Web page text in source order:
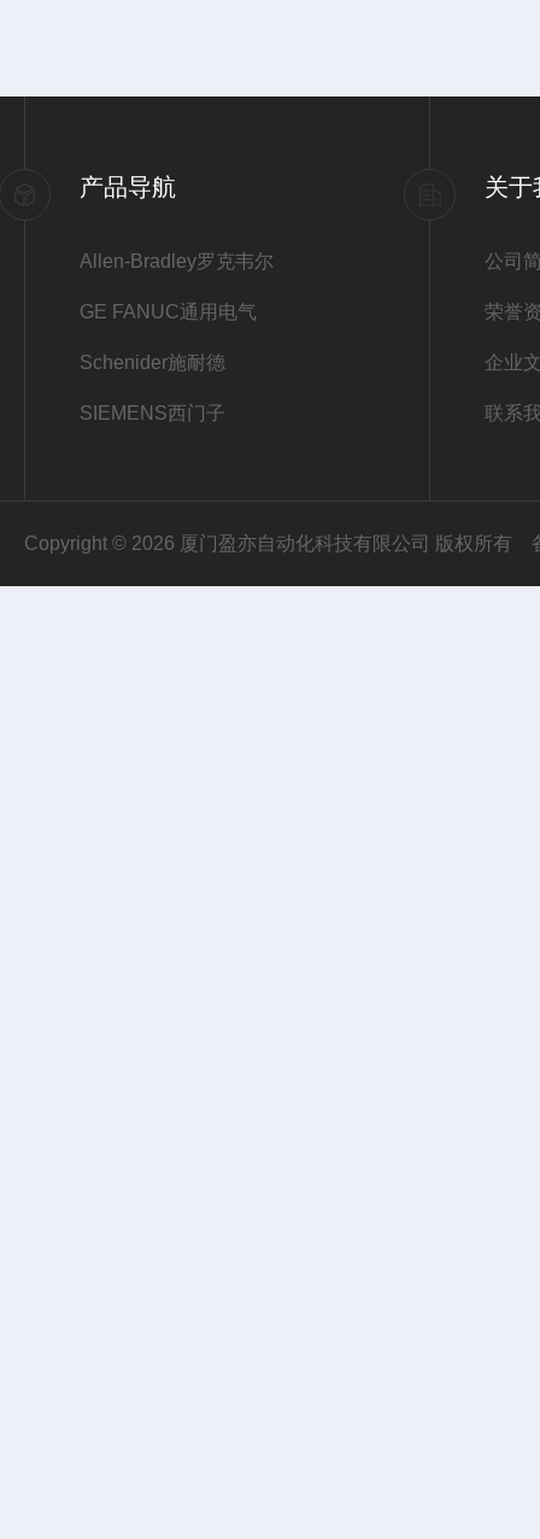
产品导航
Allen-Bradley罗克韦尔
GE FANUC通用电气
Schenider施耐德
SIEMENS西门子
关于
公司
荣誉
企业
联系
Copyright © 2026 厦门盈亦自动化科技有限公司 版权所有